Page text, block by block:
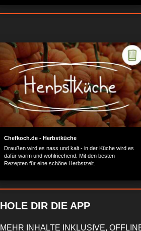
Chefkoch.de - Herbstküche
Draußen wird es nass und kalt - in der Küche wird es
dafür warm und wohlriechend. Mit den besten
Rezepten für eine schöne Herbstzeit.
HOLE DIR DIE APP
MEHR INHALTE INKLUSIVE,